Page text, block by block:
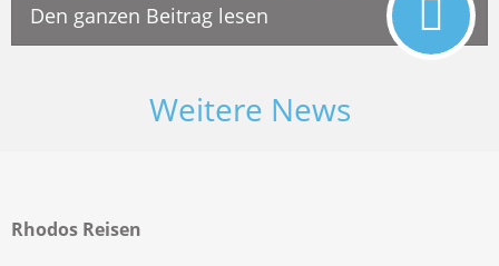
Den ganzen Beitrag lesen
Weitere News
Rhodos Reisen